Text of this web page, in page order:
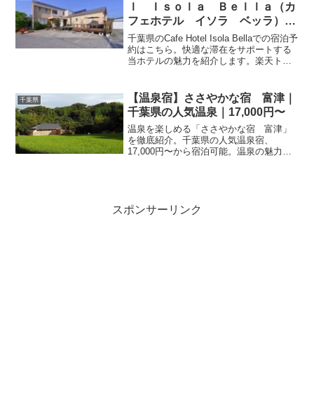
ｌ Ｉｓｏｌａ Ｂｅｌｌａ（カ
フェホテル イソラ ベッラ）｜
千葉県の人気ラグジュアリー｜
6,900円〜
千葉県のCafe Hotel Isola Bellaでの宿泊予
約はこちら。快適な滞在をサポートする
当ホテルの魅力を紹介します。楽天トラ
千葉県
【温泉宿】ささやかな宿 富津｜
千葉県の人気温泉｜17,000円〜
温泉を楽しめる「ささやかな宿 富津」
を徹底紹介。千葉県の人気温泉宿、
17,000円〜から宿泊可能。温泉の魅力・
スポンサーリンク